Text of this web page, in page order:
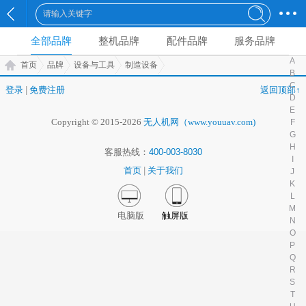
全部品牌 整机品牌 配件品牌 服务品牌
A
B
C
D
E
F
G
H
J
K
L
M
N
O
P
Q
R
S
T
首页 品牌 设备与工具 制造设备
登录 免费注册 返回顶部↑
Copyright © 2015-2026 无人机网（www.youuav.com)
客服热线： 400-003-8030
首页
关于我们
电脑版 触屏版